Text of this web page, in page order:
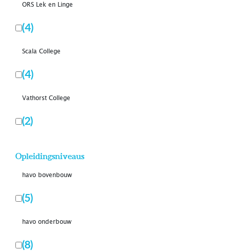
ORS Lek en Linge
(4)
Scala College
(4)
Vathorst College
(2)
Opleidingsniveaus
havo bovenbouw
(5)
havo onderbouw
(8)